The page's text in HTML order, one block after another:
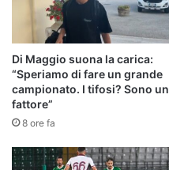
Di Maggio suona la carica:
“Speriamo di fare un grande
campionato. I tifosi? Sono un
fattore”
8 ore fa